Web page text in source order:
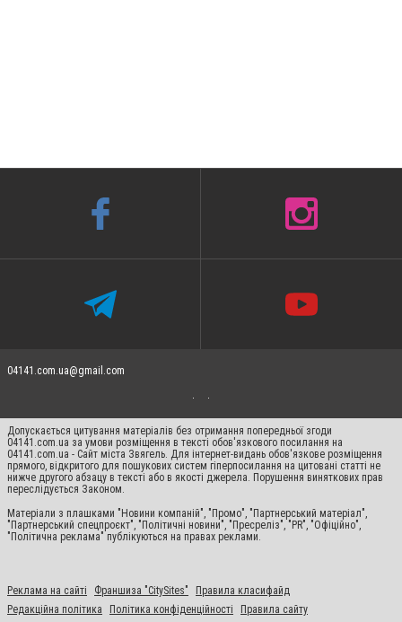
04141.com.ua@gmail.com
Допускається цитування матеріалів без отримання попередньої згоди
04141.com.ua за умови розміщення в тексті обов'язкового посилання на
04141.com.ua - Сайт міста Звягель. Для інтернет-видань обов'язкове розміщення
прямого, відкритого для пошукових систем гіперпосилання на цитовані статті не
нижче другого абзацу в тексті або в якості джерела. Порушення виняткових прав
переслідується Законом.
Матеріали з плашками "Новини компаній", "Промо", "Партнерський матеріал",
"Партнерський спецпроєкт", "Політичні новини", "Пресреліз", "PR", "Офіційно",
"Політична реклама" публікуються на правах реклами.
Реклама на сайті Франшиза "CitySites"
Правила класифайд
Редакційна політика
Політика конфіденційності Правила сайту